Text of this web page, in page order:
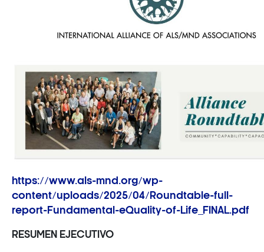
https://www.als-mnd.org/wp-
content/uploads/2025/04/Roundtable-full-
report-Fundamental-eQuality-of-Life_FINAL.pdf
RESUMEN EJECUTIVO